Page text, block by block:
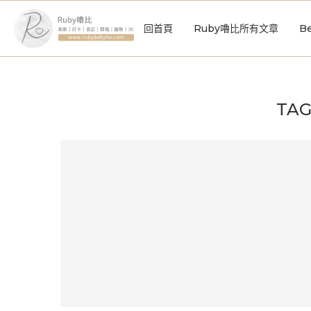
回首頁 Ruby嚕比所有文章